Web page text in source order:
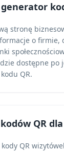
stronę
o firmie,
dostępne po
QR.
QR dla
QR